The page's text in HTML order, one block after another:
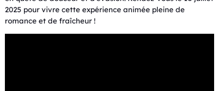
2025 pour vivre cette expérience animée pleine de
romance et de fraîcheur !